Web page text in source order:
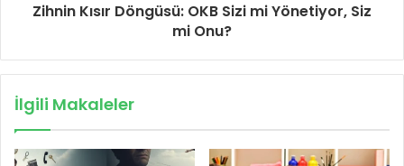
Zihnin Kısır Döngüsü: OKB Sizi mi Yönetiyor, Siz
mi Onu?
İlgili Makaleler